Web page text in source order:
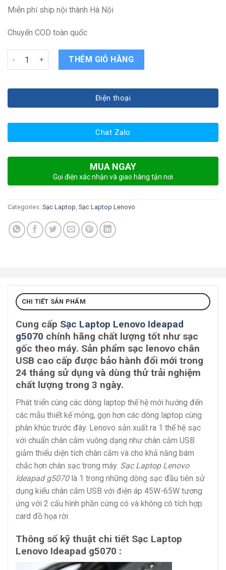
Miễn phí ship nội thành Hà Nội
Chuyển COD toàn quốc
Sạc Laptop Lenovo Ideapad g5070 quantity
THÊM GIỎ HÀNG
Điện thoại
Chat Zalo
MUA NGAY
Gọi điện xác nhận và giao hàng tận nơi
Categories: Sạc Laptop, Sạc Laptop Lenovo
CHI TIẾT SẢN PHẨM
Cung cấp Sạc Laptop Lenovo Ideapad
g5070 chính hãng chất lượng tốt như sạc
gốc theo máy. Sản phẩm sạc lenovo chân
USB cao cấp được bảo hành đổi mới trong
24 tháng sử dụng và dùng thử trải nghiệm
chất lượng trong 3 ngày.
Phát triển cùng các dòng laptop thế hệ mới hướng đến
các mẫu thiết kế mỏng, gọn hơn các dòng laptop cùng
phân khúc trước đây. Lenovo sản xuất ra 1 thế hệ sạc
với chuẩn chân cắm vuông dạng như chân cắm USB
giảm thiểu diện tích chân cắm và cho khả năng bám
chắc hơn chân sạc trong máy. Sạc Laptop Lenovo
Ideapad g5070là 1 trong những dòng sạc đầu tiên sử
dụng kiểu chân cắm USB với điện áp 45W-65W tương
ứng với 2 cấu hình phần cứng có và không có tích hợp
card đồ họa rời
Thông số kỹ thuật chi tiết Sạc Laptop
Lenovo Ideapad g5070 :